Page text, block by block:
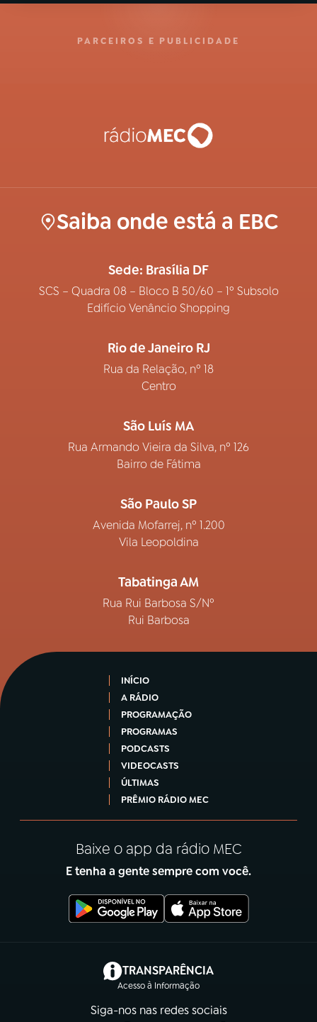
PARCEIROS E PUBLICIDADE
Saiba onde está a EBC
Sede: Brasília DF
SCS – Quadra 08 – Bloco B 50/60 – 1º Subsolo
Edifício Venâncio Shopping
Rio de Janeiro RJ
Rua da Relação, nº 18
Centro
São Luís MA
Rua Armando Vieira da Silva, nº 126
Bairro de Fátima
São Paulo SP
Avenida Mofarrej, nº 1.200
Vila Leopoldina
Tabatinga AM
Rua Rui Barbosa S/Nº
Rui Barbosa
INÍCIO
A RÁDIO
PROGRAMAÇÃO
PROGRAMAS
PODCASTS
VIDEOCASTS
ÚLTIMAS
PRÊMIO RÁDIO MEC
Baixe o app da rádio MEC
E tenha a gente sempre com você.
TRANSPARÊNCIA
Acesso à Informação
(abre em nova aba)
Siga-nos nas redes sociais